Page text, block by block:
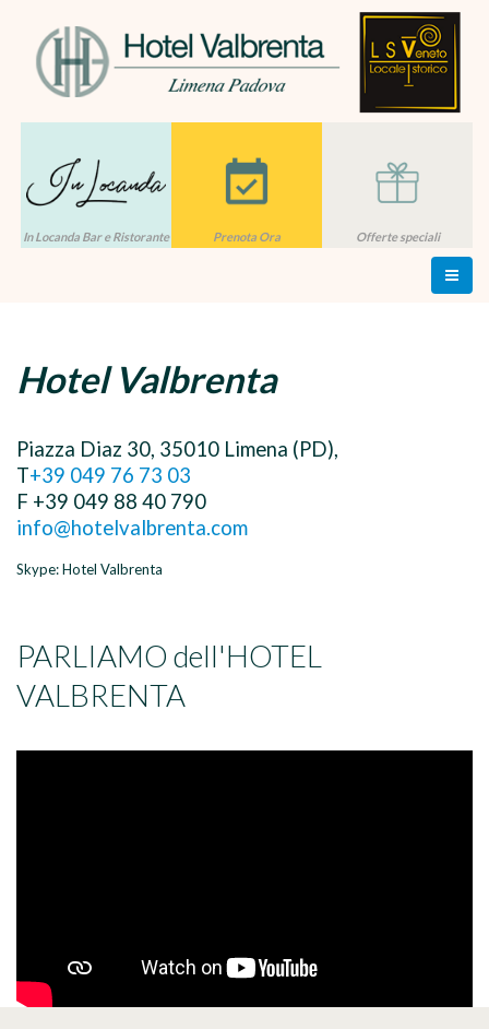
Offerte speciali
Prenota Ora
In Locanda Bar e Ristorante
Hotel Valbrenta
Piazza Diaz 30, 35010 Limena (PD),
T+39 049 76 73 03
F +39 049 88 40 790
info@hotelvalbrenta.com
Skype: Hotel Valbrenta
PARLIAMO dell'HOTEL
VALBRENTA